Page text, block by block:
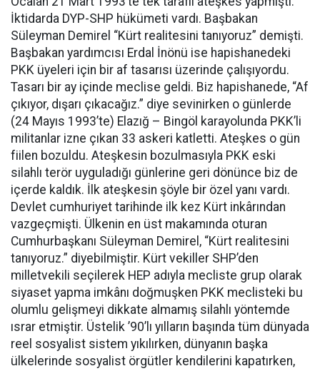
İktidarda DYP-SHP hükümeti vardı. Başbakan
Süleyman Demirel “Kürt realitesini tanıyoruz” demişti.
Başbakan yardımcısı Erdal İnönü ise hapishanedeki
PKK üyeleri için bir af tasarısı üzerinde çalışıyordu.
Tasarı bir ay içinde meclise geldi. Biz hapishanede, “Af
çıkıyor, dışarı çıkacağız.” diye sevinirken o günlerde
(24 Mayıs 1993’te) Elazığ – Bingöl karayolunda PKK’li
militanlar izne çıkan 33 askeri katletti. Ateşkes o gün
fiilen bozuldu. Ateşkesin bozulmasıyla PKK eski
silahlı terör uyguladığı günlerine geri dönünce biz de
içerde kaldık. İlk ateşkesin şöyle bir özel yanı vardı.
Devlet cumhuriyet tarihinde ilk kez Kürt inkârından
vazgeçmişti. Ülkenin en üst makamında oturan
Cumhurbaşkanı Süleyman Demirel, “Kürt realitesini
tanıyoruz.” diyebilmiştir. Kürt vekiller SHP’den
milletvekili seçilerek HEP adıyla mecliste grup olarak
siyaset yapma imkânı doğmuşken PKK meclisteki bu
olumlu gelişmeyi dikkate almamış silahlı yöntemde
ısrar etmiştir. Üstelik ’90’lı yılların başında tüm dünyada
reel sosyalist sistem yıkılırken, dünyanın başka
ülkelerinde sosyalist örgütler kendilerini kapatırken,